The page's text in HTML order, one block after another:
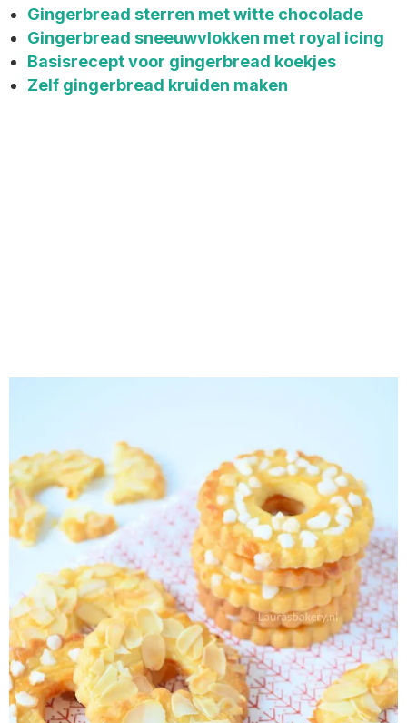
Gingerbread sterren met witte chocolade
Gingerbread sneeuwvlokken met royal icing
Basisrecept voor gingerbread koekjes
Zelf gingerbread kruiden maken